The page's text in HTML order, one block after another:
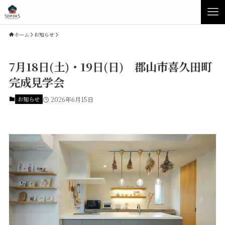
Concept
Speaksの家づくり
性能について
素材について
Product
イベント・見学会
展示場・モデルハウス
商品ラインナップ
ホーム お知らせ
7月18日(土)・19日(日) 郡山市喜久田町
完成見学会
お知らせ 2026年6月15日